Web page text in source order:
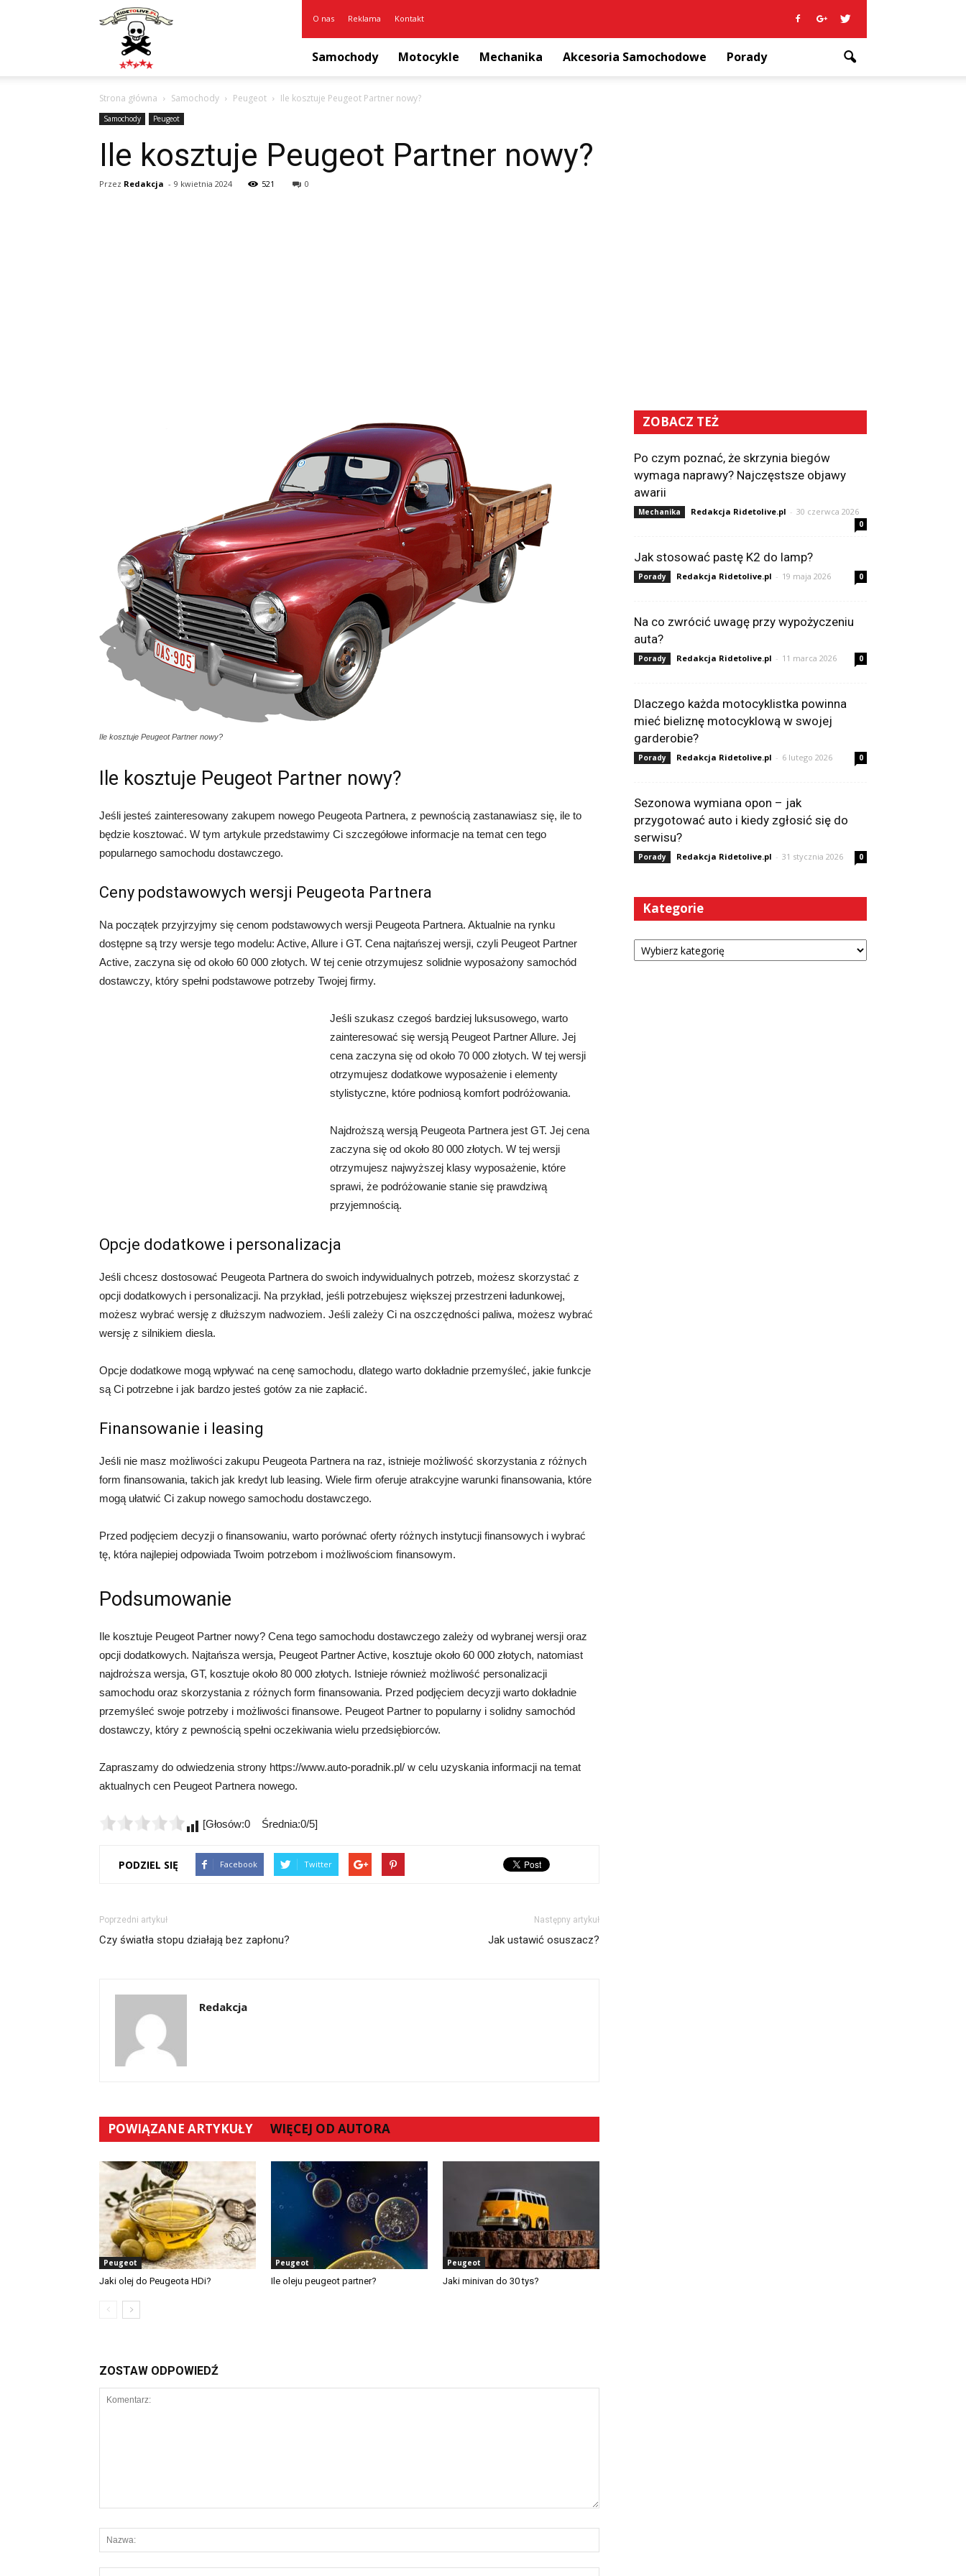
RideToLive.pl
O nas Reklama Kontakt
Samochody Motocykle Mechanika Akcesoria Samochodowe Porady
Strona główna Samochody Peugeot Ile kosztuje Peugeot Partner nowy?
Samochody Peugeot
Ile kosztuje Peugeot Partner nowy?
Przez Redakcja - 9 kwietnia 2024 521 0
Ile kosztuje Peugeot Partner nowy?
Ile kosztuje Peugeot Partner nowy?
Jeśli jesteś zainteresowany zakupem nowego Peugeota Partnera, z pewnością zastanawiasz się, ile to
będzie kosztować. W tym artykule przedstawimy Ci szczegółowe informacje na temat cen tego
popularnego samochodu dostawczego.
Ceny podstawowych wersji Peugeota Partnera
Na początek przyjrzyjmy się cenom podstawowych wersji Peugeota Partnera. Aktualnie na rynku
dostępne są trzy wersje tego modelu: Active, Allure i GT. Cena najtańszej wersji, czyli Peugeot Partner
Active, zaczyna się od około 60 000 złotych. W tej cenie otrzymujesz solidnie wyposażony samochód
dostawczy, który spełni podstawowe potrzeby Twojej firmy.
Jeśli szukasz czegoś bardziej luksusowego, warto
zainteresować się wersją Peugeot Partner Allure. Jej
cena zaczyna się od około 70 000 złotych. W tej wersji
otrzymujesz dodatkowe wyposażenie i elementy
stylistyczne, które podniosą komfort podróżowania.
Najdroższą wersją Peugeota Partnera jest GT. Jej cena
zaczyna się od około 80 000 złotych. W tej wersji
otrzymujesz najwyższej klasy wyposażenie, które
sprawi, że podróżowanie stanie się prawdziwą
przyjemnością.
Opcje dodatkowe i personalizacja
Jeśli chcesz dostosować Peugeota Partnera do swoich indywidualnych potrzeb, możesz skorzystać z
opcji dodatkowych i personalizacji. Na przykład, jeśli potrzebujesz większej przestrzeni ładunkowej,
możesz wybrać wersję z dłuższym nadwoziem. Jeśli zależy Ci na oszczędności paliwa, możesz wybrać
wersję z silnikiem diesla.
Opcje dodatkowe mogą wpływać na cenę samochodu, dlatego warto dokładnie przemyśleć, jakie funkcje
są Ci potrzebne i jak bardzo jesteś gotów za nie zapłacić.
Finansowanie i leasing
Jeśli nie masz możliwości zakupu Peugeota Partnera na raz, istnieje możliwość skorzystania z różnych
form finansowania, takich jak kredyt lub leasing. Wiele firm oferuje atrakcyjne warunki finansowania, które
mogą ułatwić Ci zakup nowego samochodu dostawczego.
Przed podjęciem decyzji o finansowaniu, warto porównać oferty różnych instytucji finansowych i wybrać
tę, która najlepiej odpowiada Twoim potrzebom i możliwościom finansowym.
Podsumowanie
Ile kosztuje Peugeot Partner nowy? Cena tego samochodu dostawczego zależy od wybranej wersji oraz
opcji dodatkowych. Najtańsza wersja, Peugeot Partner Active, kosztuje około 60 000 złotych, natomiast
najdroższa wersja, GT, kosztuje około 80 000 złotych. Istnieje również możliwość personalizacji
samochodu oraz skorzystania z różnych form finansowania. Przed podjęciem decyzji warto dokładnie
przemyśleć swoje potrzeby i możliwości finansowe. Peugeot Partner to popularny i solidny samochód
dostawczy, który z pewnością spełni oczekiwania wielu przedsiębiorców.
Zapraszamy do odwiedzenia strony https://www.auto-poradnik.pl/ w celu uzyskania informacji na temat
aktualnych cen Peugeot Partnera nowego.
[Głosów:0 Średnia:0/5]
PODZIEL SIĘ Facebook Twitter
Poprzedni artykuł
Czy światła stopu działają bez zapłonu?
Następny artykuł
Jak ustawić osuszacz?
Redakcja
POWIĄZANE ARTYKUŁY WIĘCEJ OD AUTORA
Peugeot
Jaki olej do Peugeota HDi?
Peugeot
Ile oleju peugeot partner?
Peugeot
Jaki minivan do 30 tys?
ZOSTAW ODPOWIEDŹ
ZOBACZ TEŻ
Po czym poznać, że skrzynia biegów
wymaga naprawy? Najczęstsze objawy
awarii
Mechanika Redakcja Ridetolive.pl - 30 czerwca 2026
0
Jak stosować pastę K2 do lamp?
Porady Redakcja Ridetolive.pl - 19 maja 2026 0
Na co zwrócić uwagę przy wypożyczeniu
auta?
Porady Redakcja Ridetolive.pl - 11 marca 2026 0
Dlaczego każda motocyklistka powinna
mieć bieliznę motocyklową w swojej
garderobie?
Porady Redakcja Ridetolive.pl - 6 lutego 2026 0
Sezonowa wymiana opon – jak
przygotować auto i kiedy zgłosić się do
serwisu?
Porady Redakcja Ridetolive.pl - 31 stycznia 2026 0
Kategorie
Kategorie